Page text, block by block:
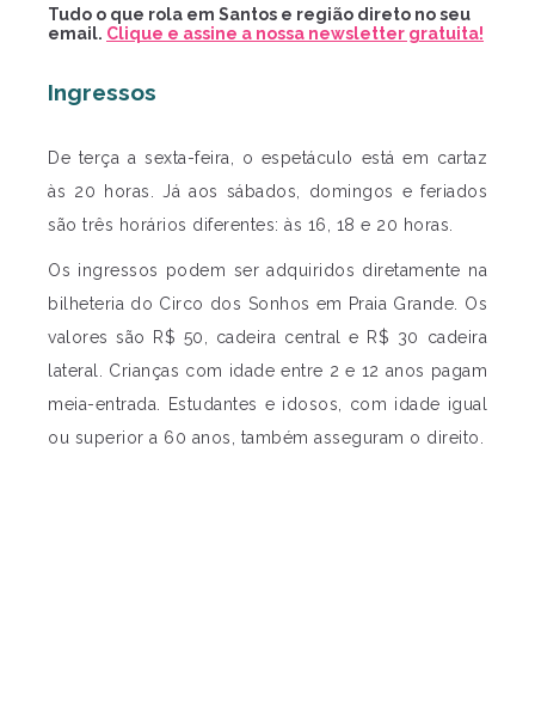
Tudo o que rola em Santos e região direto no seu
email. Clique e assine a nossa newsletter gratuita!
Ingressos
De terça a sexta-feira, o espetáculo está em cartaz
às 20 horas. Já aos sábados, domingos e feriados
são três horários diferentes: às 16, 18 e 20 horas.
Os ingressos podem ser adquiridos diretamente na
bilheteria do Circo dos Sonhos em Praia Grande. Os
valores são R$ 50, cadeira central e R$ 30 cadeira
lateral. Crianças com idade entre 2 e 12 anos pagam
meia-entrada. Estudantes e idosos, com idade igual
ou superior a 60 anos, também asseguram o direito.